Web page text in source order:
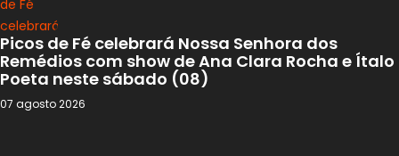
Picos de Fé celebrará Nossa Senhora dos
Remédios com show de Ana Clara Rocha e Ítalo
Poeta neste sábado (08)
07 agosto 2026